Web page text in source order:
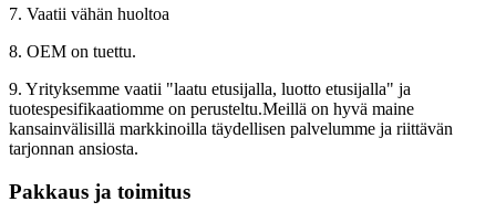
7. Vaatii vähän huoltoa
8. OEM on tuettu.
9. Yrityksemme vaatii "laatu etusijalla, luotto etusijalla" ja
tuotespesifikaatiomme on perusteltu.Meillä on hyvä maine
kansainvälisillä markkinoilla täydellisen palvelumme ja riittävän
tarjonnan ansiosta.
Pakkaus ja toimitus